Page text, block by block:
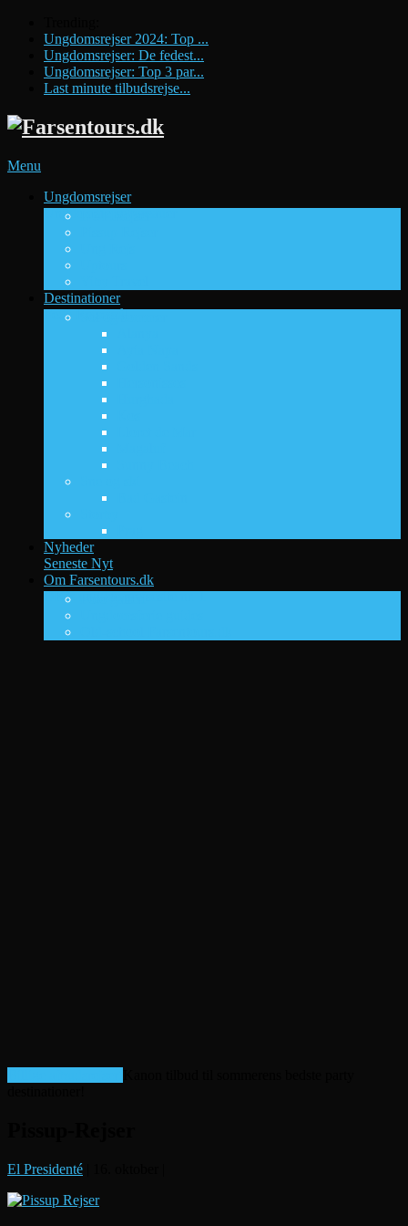
Ungdomsrejser 2024: Top ...
Ungdomsrejser: De fedest...
Ungdomsrejser: Top 3 par...
Last minute tilbudsrejse...
Menu
Ungdomsrejser
Ungdomsrejsebureauer
Destinationer
Fede Rejsemål
Nyheder
Seneste Nyt
Om Farsentours.dk
DK’s ungdomsrejsesite nr. 1
El Presidenté